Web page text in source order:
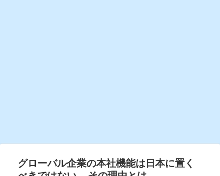
グローバル企業の本社機能は日本に置く